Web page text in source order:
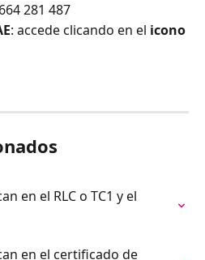
281 487
: accede clicando en el icono
en el RLC o TC1 y el
en el certificado de